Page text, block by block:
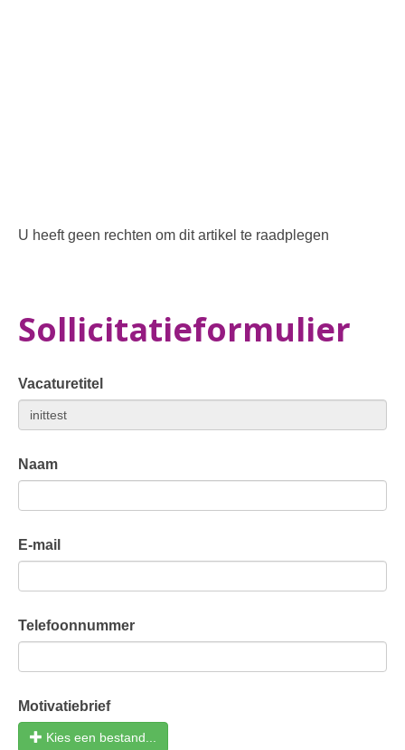
U heeft geen rechten om dit artikel te raadplegen
Sollicitatieformulier
Vacaturetitel
Naam
E-mail
Telefoonnummer
Motivatiebrief
Kies een bestand...